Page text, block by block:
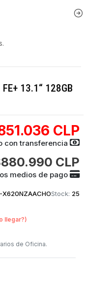
13.1“ 128GB
CLP
con transferencia
CLP
medios de pago
X620NZAACHOStock: 25
llegar?)
de Oficina.